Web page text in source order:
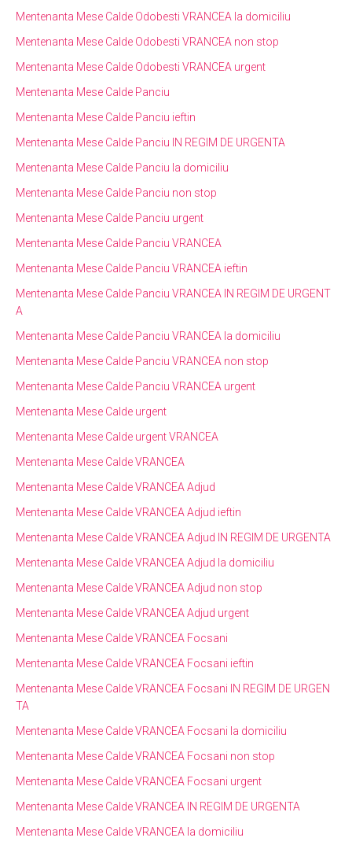
Mentenanta Mese Calde Odobesti VRANCEA la domiciliu
Mentenanta Mese Calde Odobesti VRANCEA non stop
Mentenanta Mese Calde Odobesti VRANCEA urgent
Mentenanta Mese Calde Panciu
Mentenanta Mese Calde Panciu ieftin
Mentenanta Mese Calde Panciu IN REGIM DE URGENTA
Mentenanta Mese Calde Panciu la domiciliu
Mentenanta Mese Calde Panciu non stop
Mentenanta Mese Calde Panciu urgent
Mentenanta Mese Calde Panciu VRANCEA
Mentenanta Mese Calde Panciu VRANCEA ieftin
Mentenanta Mese Calde Panciu VRANCEA IN REGIM DE URGENT
A
Mentenanta Mese Calde Panciu VRANCEA la domiciliu
Mentenanta Mese Calde Panciu VRANCEA non stop
Mentenanta Mese Calde Panciu VRANCEA urgent
Mentenanta Mese Calde urgent
Mentenanta Mese Calde urgent VRANCEA
Mentenanta Mese Calde VRANCEA
Mentenanta Mese Calde VRANCEA Adjud
Mentenanta Mese Calde VRANCEA Adjud ieftin
Mentenanta Mese Calde VRANCEA Adjud IN REGIM DE URGENTA
Mentenanta Mese Calde VRANCEA Adjud la domiciliu
Mentenanta Mese Calde VRANCEA Adjud non stop
Mentenanta Mese Calde VRANCEA Adjud urgent
Mentenanta Mese Calde VRANCEA Focsani
Mentenanta Mese Calde VRANCEA Focsani ieftin
Mentenanta Mese Calde VRANCEA Focsani IN REGIM DE URGEN
TA
Mentenanta Mese Calde VRANCEA Focsani la domiciliu
Mentenanta Mese Calde VRANCEA Focsani non stop
Mentenanta Mese Calde VRANCEA Focsani urgent
Mentenanta Mese Calde VRANCEA IN REGIM DE URGENTA
Mentenanta Mese Calde VRANCEA la domiciliu